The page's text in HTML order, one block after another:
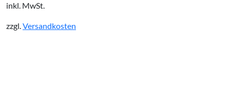
inkl. MwSt.
zzgl.Versandkosten